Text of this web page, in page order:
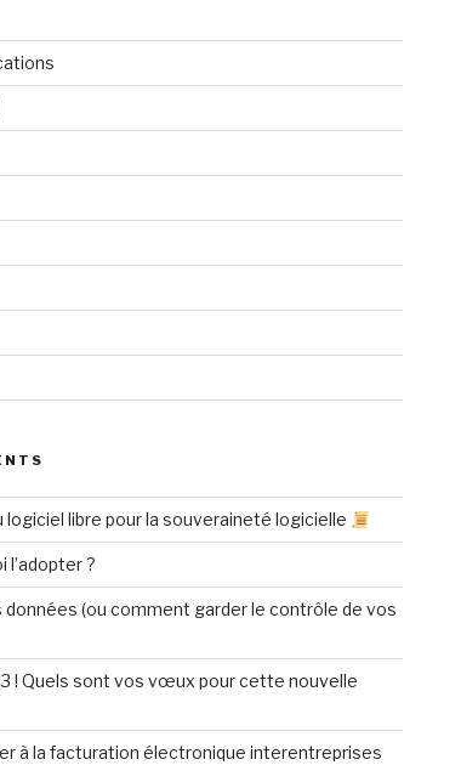
logiciel libre pour la souveraineté logicielle
l’adopter ?
(ou comment garder le contrôle de vos
! Quels sont vos vœux pour cette nouvelle
à la facturation électronique interentreprises